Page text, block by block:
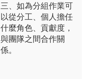
三、如為分組作業可
以從分工、個人擔任
什麼角色、貢獻度，
與團隊之間合作關
係。